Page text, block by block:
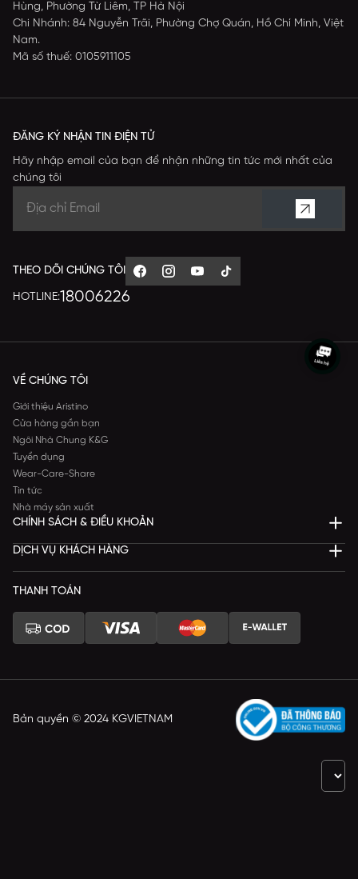
Hùng, Phường Từ Liêm, TP Hà Nội
Chi Nhánh: 84 Nguyễn Trãi, Phường Chợ Quán, Hồ Chí Minh, Việt
Nam.
Mã số thuế: 0105911105
ĐĂNG KÝ NHẬN TIN ĐIỆN TỬ
Hãy nhập email của bạn để nhận những tin tức mới nhất của
chúng tôi
THEO DÕI CHÚNG TÔI
HOTLINE:18006226
VỀ CHÚNG TÔI
Giới thiệu Aristino
Cửa hàng gần bạn
Ngôi Nhà Chung K&G
Tuyển dụng
Wear-Care-Share
Tin tức
Nhà máy sản xuất
CHÍNH SÁCH & ĐIỀU KHOẢN
DỊCH VỤ KHÁCH HÀNG
THANH TOÁN
Bản quyền © 2024 KGVIETNAM